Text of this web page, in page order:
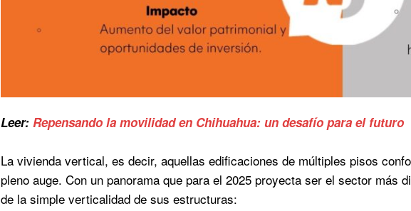
Leer: Repensando la movilidad en Chihuahua: un desafío para el futuro
La vivienda vertical, es decir, aquellas edificaciones de múltiples pisos
pleno auge. Con un panorama que para el 2025 proyecta ser el sector más
de la simple verticalidad de sus estructuras: